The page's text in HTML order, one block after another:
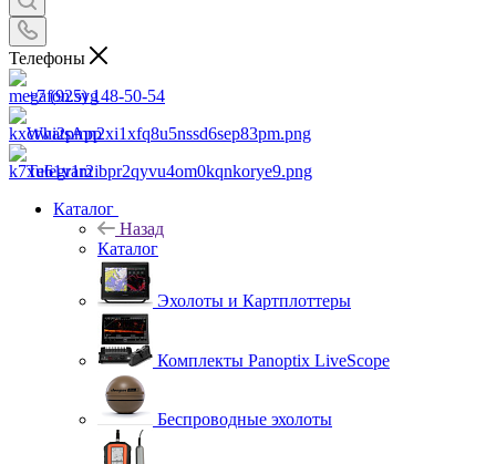
Телефоны
+7 (925) 148-50-54
WhatsApp
Telegram
Каталог
Назад
Каталог
Эхолоты и Картплоттеры
Комплекты Panoptix LiveScope
Беспроводные эхолоты